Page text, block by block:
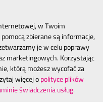
w Twoim
zbierane są informacje,
je w celu poprawy
marketingowych. Korzystając
którą możesz wycofać za
więcej opolityce plików
świadczenia usług.